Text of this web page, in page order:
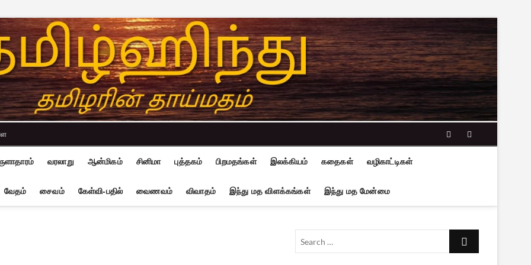
facebooktwitter
வரலாறு ஆன்மிகம் சினிமா புத்தகம் பிறமதங்கள் இலக்கியம் கதைகள் வழிகாட்டிகள்
வேதம் சைவம் கேள்வி-பதில் வைணவம் விவாதம் இந்து மத விளக்கங்கள் இந்து மத மேன்மை
Search